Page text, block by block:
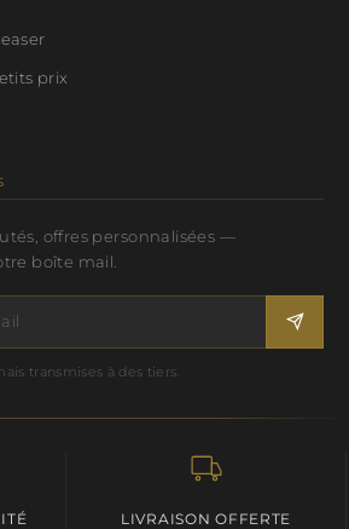
prix
offres personnalisées —
boîte mail.
transmises à des tiers.
LIVRAISON OFFERTE